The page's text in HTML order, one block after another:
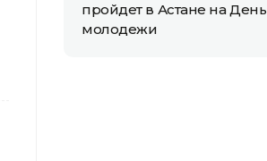
пройдет в Астане на День
молодежи